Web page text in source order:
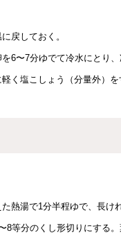
戻しておく。
6〜7分ゆでて冷水にとり
く塩こしょう（分量外）を
熱湯で1分半程ゆで、長け
8等分のくし形切りにする